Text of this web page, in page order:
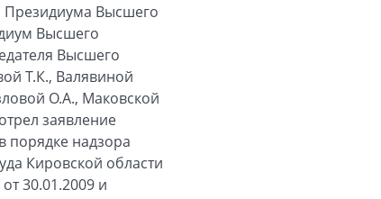
Высшего
Высшего
Высшего
Т.К., Валявиной
О.А., Маковской
заявление
порядке надзора
Кировской области
30.01.2009 и